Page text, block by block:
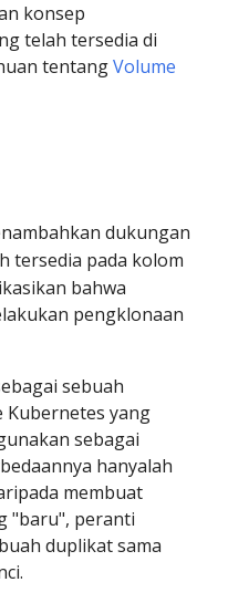
konsep
telah tersedia di
tentangVolume
dukungan
tersedia pada kolom
bahwa
pengklonaan
sebuah
Kubernetes yang
sebagai
hanyalah
membuat
"baru", peranti
duplikat sama